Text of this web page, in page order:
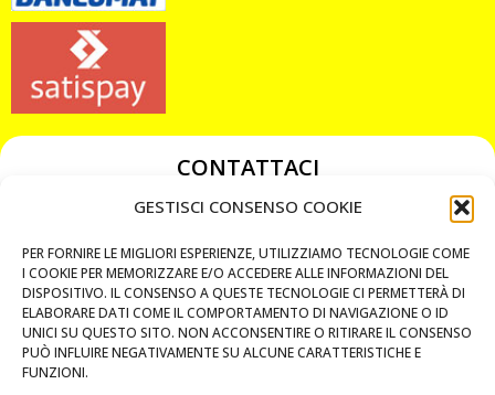
GESTISCI CONSENSO COOKIE
PER FORNIRE LE MIGLIORI ESPERIENZE, UTILIZZIAMO TECNOLOGIE COME
I COOKIE PER MEMORIZZARE E/O ACCEDERE ALLE INFORMAZIONI DEL
DISPOSITIVO. IL CONSENSO A QUESTE TECNOLOGIE CI PERMETTERÀ DI
ELABORARE DATI COME IL COMPORTAMENTO DI NAVIGAZIONE O ID
UNICI SU QUESTO SITO. NON ACCONSENTIRE O RITIRARE IL CONSENSO
PUÒ INFLUIRE NEGATIVAMENTE SU ALCUNE CARATTERISTICHE E
FUNZIONI.
CONTATTACI
349 3863811
chiavicodificate@gmail.com
Privacy Policy
Cookie Policy